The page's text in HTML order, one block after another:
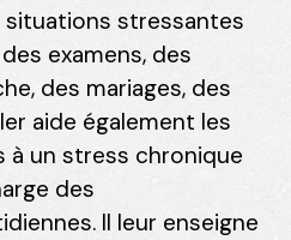
situations stressantes
examens, des
des mariages, des
aide également les
à un stress chronique
des
Il leur enseigne